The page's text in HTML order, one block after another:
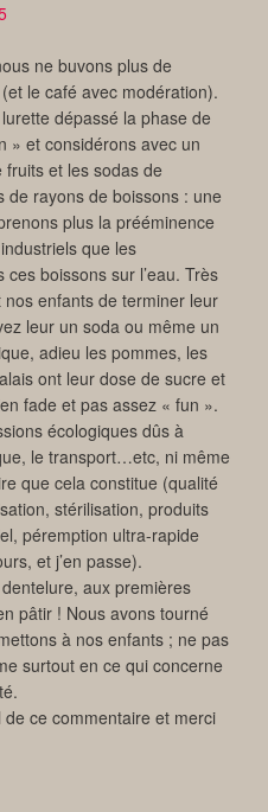
ne buvons plus de
le café avec modération).
dépassé la phase de
» et considérons avec un
et les sodas de
de rayons de boissons : une
plus la prééminence
que les
boissons sur l’eau. Très
enfants de terminer leur
leur un soda ou même un
adieu les pommes, les
ont leur dose de sucre et
fade et pas assez « fun ».
écologiques dûs à
le transport…etc, ni même
que cela constitue (qualité
stérilisation, produits
péremption ultra-rapide
et j’en passe).
aux premières
pâtir ! Nous avons tourné
à nos enfants ; ne pas
surtout en ce qui concerne
de ce commentaire et merci